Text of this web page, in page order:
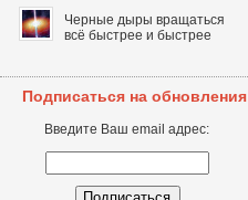
Черные дыры вращаться
всё быстрее и быстрее
Подписаться на обновления
Введите Ваш email адрес: